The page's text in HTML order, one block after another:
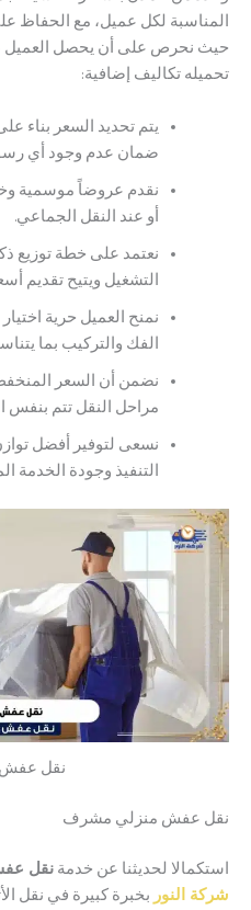
لكل عميل، مع الحفاظ على نفس
على أن يحصل العميل على
تكاليف إضافية:
يتم تحديد السعر بناء على حجم
ضمان عدم وجود أي رسوم خفية.
نقدم عروضاً موسمية وخصومات
أو عند النقل الجماعي.
نعتمد على خطة توزيع ذكية
التشغيل ويتيح تقديم أسعار
نمنح العميل حرية اختيار
الفك والتركيب بما يتناسب مع
نضمن أن السعر المنخفض لا
مراحل النقل تتم بنفس الدقة
نسعى لتوفير أفضل توازن بين
التنفيذ وجودة الخدمة المقدمة.
نقل عفش مشرف
منزلي مشرف
لحديثنا عن خدمةنقل عفش
بخبرة كبيرة في نقل الأثاث